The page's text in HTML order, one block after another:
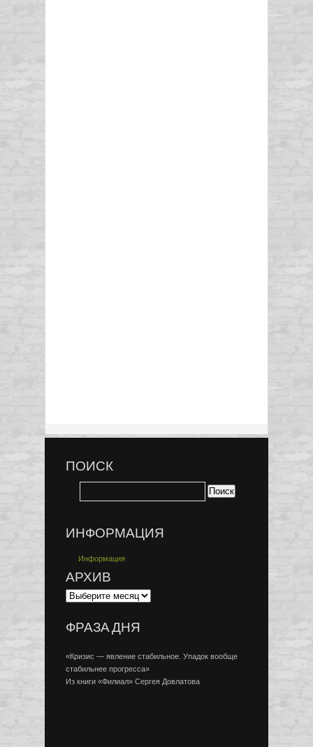
ПОИСК
ИНФОРМАЦИЯ
Информация
АРХИВ
ФРАЗА ДНЯ
«Кризис — явление стабильное. Упадок вообще
стабильнее прогресса»
Из книги «Филиал» Сергея Довлатова